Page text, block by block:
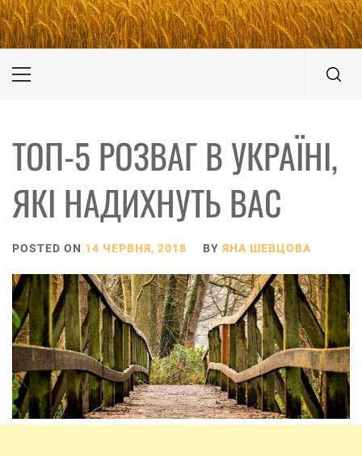
UKRAINE-IS
ПОДОРОЖI ПО УКРАЇНІ
Primary
ТОП-5 РОЗВАГ В УКРАЇНІ,
ЯКІ НАДИХНУТЬ ВАС
POSTED ON 14 ЧЕРВНЯ, 2018 BY ЯНА ШЕВЦОВА